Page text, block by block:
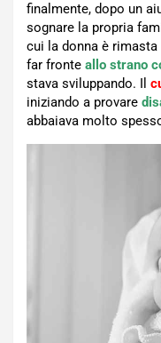
finalmente, dopo un
sognare la propria
cui la donna è
far fronte allo strano
stava sviluppando. Il
iniziando a provare
abbaiava molto